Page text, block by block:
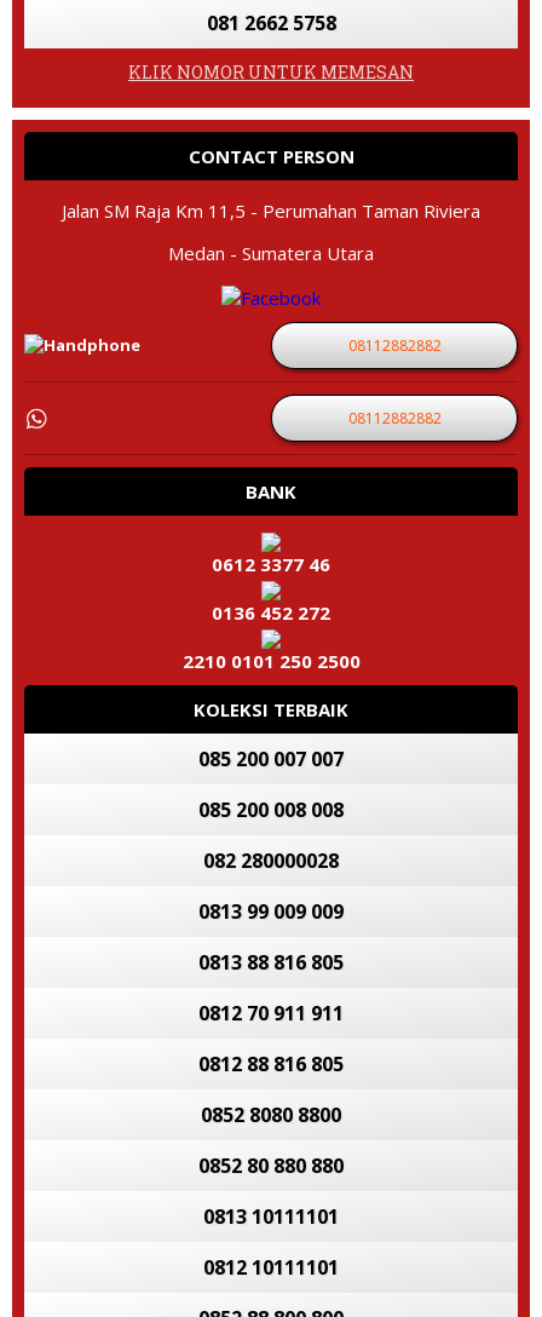
081 2662 5758
KLIK NOMOR UNTUK MEMESAN
CONTACT PERSON
Jalan SM Raja Km 11,5 - Perumahan Taman Riviera
Medan - Sumatera Utara
08112882882
08112882882
BANK
0612 3377 46
0136 452 272
2210 0101 250 2500
KOLEKSI TERBAIK
085 200 007 007
085 200 008 008
082 280000028
0813 99 009 009
0813 88 816 805
0812 70 911 911
0812 88 816 805
0852 8080 8800
0852 80 880 880
0813 10111101
0812 10111101